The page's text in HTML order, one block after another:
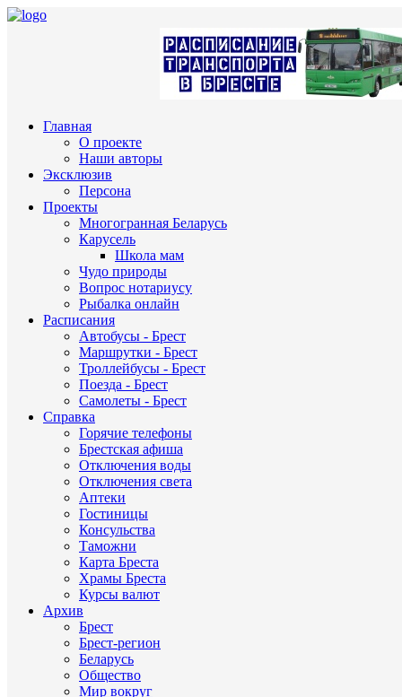
Главная
О проекте
Наши авторы
Эксклюзив
Персона
Проекты
Многогранная Беларусь
Карусель
Школа мам
Чудо природы
Вопрос нотариусу
Рыбалка онлайн
Расписания
Автобусы - Брест
Маршрутки - Брест
Троллейбусы - Брест
Поезда - Брест
Самолеты - Брест
Справка
Горячие телефоны
Брестская афиша
Отключения воды
Отключения света
Аптеки
Гостиницы
Консульства
Таможни
Карта Бреста
Храмы Бреста
Курсы валют
Архив
Брест
Брест-регион
Беларусь
Общество
Мир вокруг